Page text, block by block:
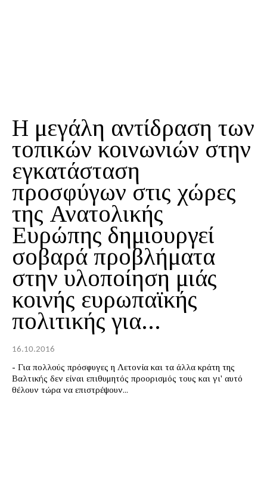
Η μεγάλη αντίδραση των
τοπικών κοινωνιών στην
εγκατάσταση
προσφύγων στις χώρες
της Ανατολικής
Ευρώπης δημιουργεί
σοβαρά προβλήματα
στην υλοποίηση μιάς
κοινής ευρωπαϊκής
πολιτικής για...
16.10.2016
- Για πολλούς πρόσφυγες η Λετονία και τα άλλα κράτη της
Βαλτικής δεν είναι επιθυμητός προορισμός τους και γι' αυτό
θέλουν τώρα να επιστρέψουν...